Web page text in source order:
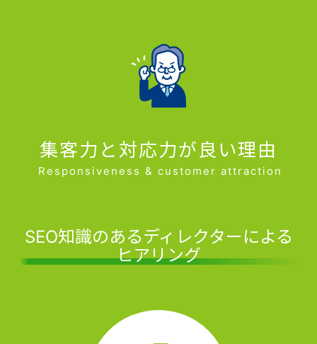
集客力と対応力が良い理由
Responsiveness & customer attraction
SEO知識のあるディレクターによる
ヒアリング